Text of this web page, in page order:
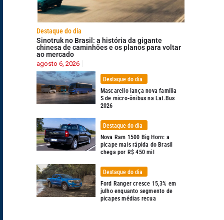
Destaque do dia
Sinotruk no Brasil: a história da gigante
chinesa de caminhões e os planos para voltar
ao mercado
agosto 6, 2026
Destaque do dia
Mascarello lança nova família
S de micro-ônibus na Lat.Bus
2026
Destaque do dia
Nova Ram 1500 Big Horn: a
picape mais rápida do Brasil
chega por R$ 450 mil
Destaque do dia
Ford Ranger cresce 15,3% em
julho enquanto segmento de
picapes médias recua